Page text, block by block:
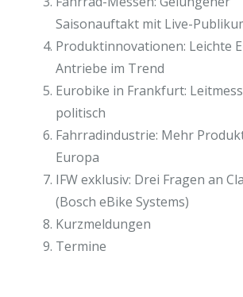
Saisonauftakt mit Live-
Produktinnovationen: Leichte
Antriebe im Trend
Eurobike in Frankfurt:
politisch
Fahrradindustrie: Mehr
Europa
IFW exklusiv: Drei Fragen an
(Bosch eBike Systems)
Kurzmeldungen
Termine